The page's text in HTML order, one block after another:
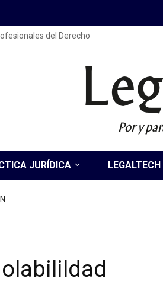
del Derecho
Por y
JURÍDICA LEGALTECH